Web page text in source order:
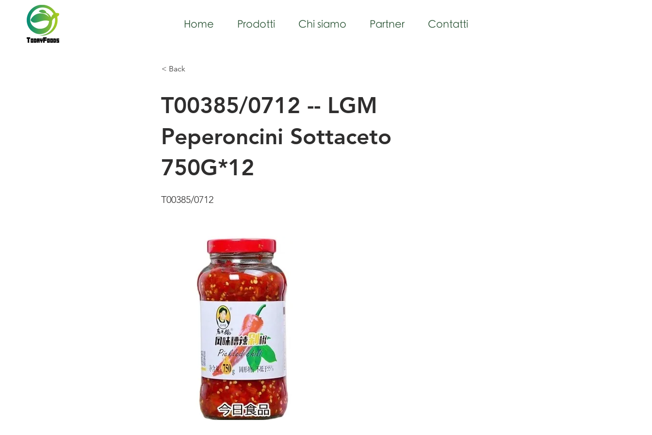
Home Prodotti Chi siamo Partner Contatti
< Back
T00385/0712 -- LGM
Peperoncini Sottaceto
750G*12
T00385/0712